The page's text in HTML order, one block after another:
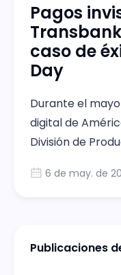
Pagos
caso de
Day
Durante el
digital de
División de
experiencia
6 de may. de
Publicaciones